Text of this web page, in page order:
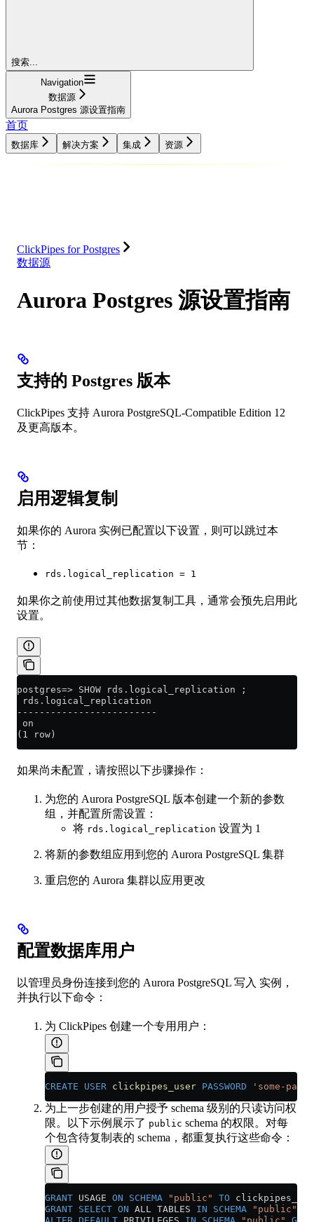
搜索...
Navigation
数据源
Aurora Postgres 源设置指南
首页
数据库 解决方案 集成 资源
ClickPipes for Postgres
数据源
Aurora Postgres 源设置指南
支持的 Postgres 版本
ClickPipes 支持 Aurora PostgreSQL-Compatible Edition 12
及更高版本。
启用逻辑复制
如果你的 Aurora 实例已配置以下设置，则可以跳过本
节：
rds.logical_replication = 1
如果你之前使用过其他数据复制工具，通常会预先启用此
设置。
postgres=> SHOW rds.logical_replication ;
rds.logical_replication
-------------------------
on
(1 row)
如果尚未配置，请按照以下步骤操作：
为您的 Aurora PostgreSQL 版本创建一个新的参数
组，并配置所需设置：
将 rds.logical_replication 设置为 1
将新的参数组应用到您的 Aurora PostgreSQL 集群
重启您的 Aurora 集群以应用更改
配置数据库用户
以管理员身份连接到您的 Aurora PostgreSQL 写入 实例，
并执行以下命令：
为 ClickPipes 创建一个专用用户：
CREATE USER clickpipes_user PASSWORD 'some-
为上一步创建的用户授予 schema 级别的只读访问权
限。以下示例展示了 public schema 的权限。对每
个包含待复制表的 schema，都重复执行这些命令：
GRANT USAGE ON SCHEMA "public" TO
GRANT SELECT ON ALL TABLES IN SCHEMA "public"